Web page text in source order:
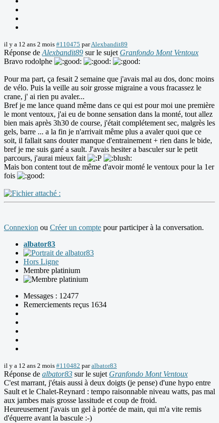
il y a 12 ans 2 mois #110475 parAlexbandit89
Réponse de Alexbandit89 sur le sujet Granfondo Mont Ventoux
Bravo rodolphe
Pour ma part, ça fesait 2 semaine que j'avais mal au dos, donc moins
de vélo. Puis la veille au soir grosse migraine a vous fracassez le
crane, j' ai rien pu avaler...
Bref je me lance quand même dans ce qui est pour moi une première
le mont ventoux, j'ai eu de bonne sensation dans la monté, tout allez
bien mais après 3h30 de course, j'était complétement sec, malgrès les
gels, barre ... a la fin je n'arrivait même plus a avaler quoi que ce
soit, il fallait sans douter manque d'entrainement + rien dans le bide,
bref je me suis garé a sault. J'avais hesiter a basculer sur le petit
parcours, j'aurai mieux fait
Mais bon content tout de même d'avoir monté le ventoux pour la 1er
fois
Connexion ou Créer un compte pour participer à la conversation.
albator83
Hors Ligne
Membre platinium
Messages : 12477
Remerciements reçus 1634
il y a 12 ans 2 mois #110482 paralbator83
Réponse de albator83 sur le sujet Granfondo Mont Ventoux
C'est marrant, j'étais aussi à deux doigts (je pense) d'une hypo entre
Sault et le Chalet-Reynard : tempo raisonnable niveau watts, pas mal
aux jambes mais grosse lassitude et coup de froid.
Heureusement j'avais un gel à portée de main, qui m'a vite remis
d'équerre avant la bascule :-)